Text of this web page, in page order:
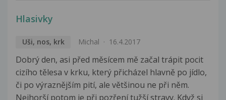
Hlasivky
Uši, nos, krk Michal 16.4.2017
Dobrý den, asi před měsícem mě začal trápit pocit
cizího tělesa v krku, který přicházel hlavně po jídlo,
či po výraznějším pití, ale většinou ne při něm.
Nejhorší potom je při pozření tužší stravy. Když si